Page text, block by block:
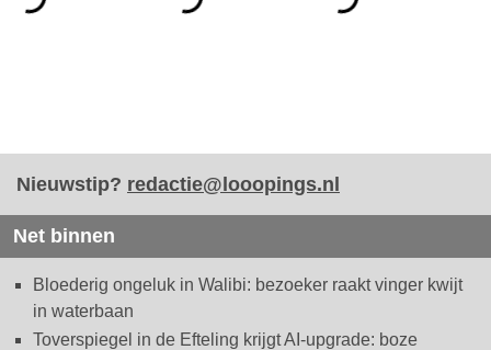
Nieuwstip? redactie@looopings.nl
Net binnen
Bloederig ongeluk in Walibi: bezoeker raakt vinger kwijt
in waterbaan
Toverspiegel in de Efteling krijgt AI-upgrade: boze